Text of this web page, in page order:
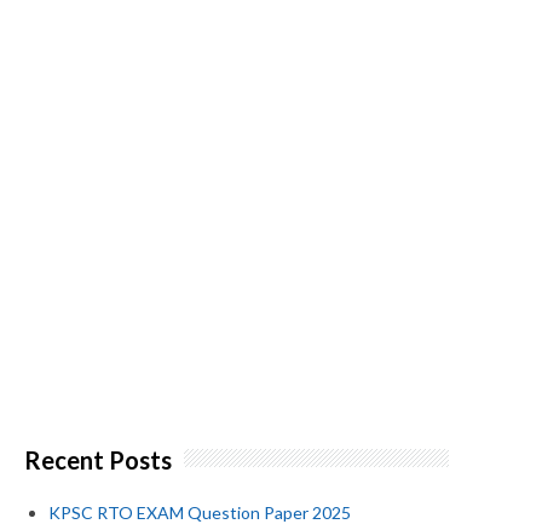
Recent Posts
KPSC RTO EXAM Question Paper 2025